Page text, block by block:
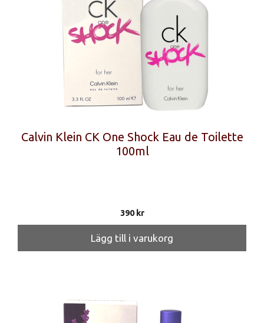
Calvin Klein CK One Shock Eau de Toilette
100ml
390kr
Lägg till i varukorg